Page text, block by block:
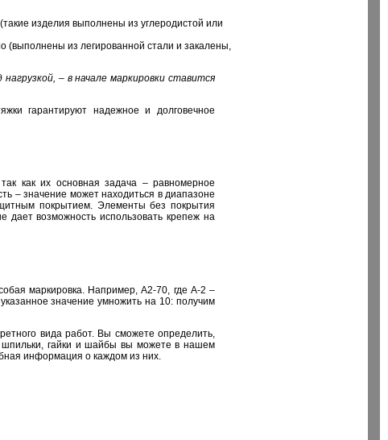
изделия выполнены из углеродистой или
(выполнены из легированной стали и закалены,
– в начале маркировки ставится
гарантируют надежное и долговечное
как их основная задача – равномерное
– значение может находиться в диапазоне
покрытием. Элементы без покрытия
дает возможность использовать крепеж на
маркировка. Например, А2-70, где А-2 –
значение умножить на 10: получим
вида работ. Вы сможете определить,
шпильки, гайки и шайбы вы можете в нашем
информация о каждом из них.